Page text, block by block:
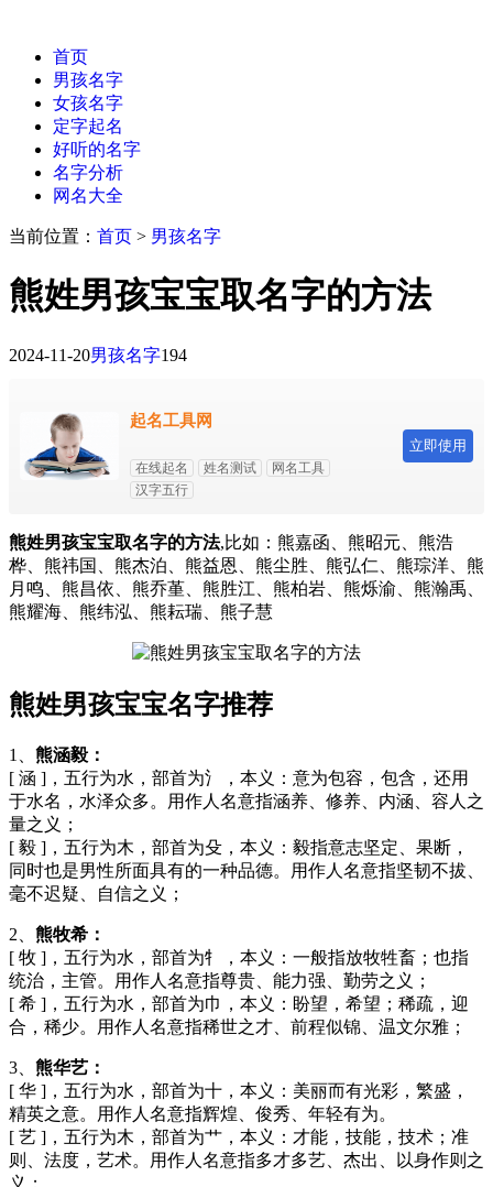
首页
男孩名字
女孩名字
定字起名
好听的名字
名字分析
网名大全
当前位置： 首页 > 男孩名字
熊姓男孩宝宝取名字的方法
2024-11-20男孩名字194
起名工具网
在线起名 姓名测试
网名工具
汉字五行
立即使用
熊姓男孩宝宝取名字的方法,比如：熊嘉函、熊昭元、熊浩
桦、熊祎国、熊杰泊、熊益恩、熊尘胜、熊弘仁、熊琮洋、熊
月鸣、熊昌依、熊乔堇、熊胜江、熊柏岩、熊烁渝、熊瀚禹、
熊耀海、熊纬泓、熊耘瑞、熊子慧
熊姓男孩宝宝名字推荐
1、 熊涵毅：
[ 涵 ]，五行为水，部首为氵，本义：意为包容，包含，还用
于水名，水泽众多。用作人名意指涵养、修养、内涵、容人之
量之义；
[ 毅 ]，五行为木，部首为殳，本义：毅指意志坚定、果断，
同时也是男性所面具有的一种品德。用作人名意指坚韧不拔、
毫不迟疑、自信之义；
2、 熊牧希：
[ 牧 ]，五行为水，部首为牜，本义：一般指放牧牲畜；也指
统治，主管。用作人名意指尊贵、能力强、勤劳之义；
[ 希 ]，五行为水，部首为巾，本义：盼望，希望；稀疏，迎
合，稀少。用作人名意指稀世之才、前程似锦、温文尔雅；
3、 熊华艺：
[ 华 ]，五行为水，部首为十，本义：美丽而有光彩，繁盛，
精英之意。用作人名意指辉煌、俊秀、年轻有为。
[ 艺 ]，五行为木，部首为艹，本义：才能，技能，技术；准
则、法度，艺术。用作人名意指多才多艺、杰出、以身作则之
义；